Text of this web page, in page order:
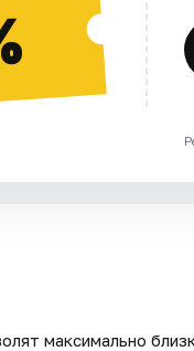
максимально